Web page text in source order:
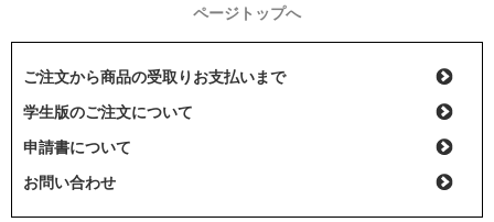
ページトップへ
ご注文から商品の受取りお支払いまで
学生版のご注文について
申請書について
お問い合わせ